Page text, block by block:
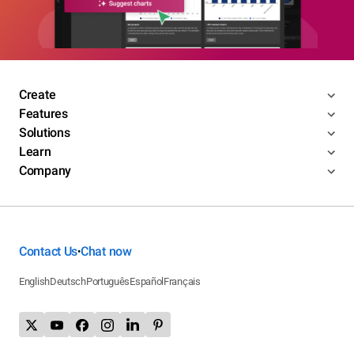
Create
Features
Solutions
Learn
Company
Contact Us•Chat now
EnglishDeutschPortuguêsEspañol Français